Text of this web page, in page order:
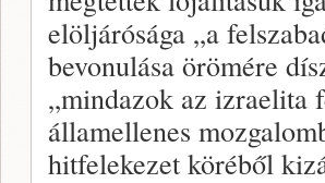
elöljárósága „a
bevonulása örömére
„mindazok az izraelita
államellenes
hitfelekezet köréből